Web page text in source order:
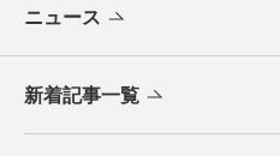
ニュース
新着記事一覧